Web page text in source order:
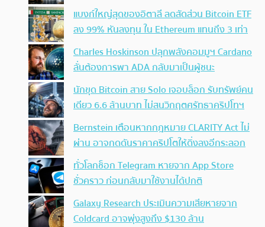
แบงก์ใหญ่สุดของอิตาลี ลดสัดส่วน Bitcoin ETF
ลง 99% หันลงทุน ใน Ethereum แทนถึง 3 เท่า
Charles Hoskinson ปลุกพลังคอมมูฯ Cardano
ลั่นต้องการพา ADA กลับมาเป็นผู้ชนะ
นักขุด Bitcoin สาย Solo เจอบล็อก รับทรัพย์คน
เดียว 6.6 ล้านบาท ไม่สนวิกฤตศรัทธาคริปโทฯ
Bernstein เตือนหากกฎหมาย CLARITY Act ไม่
ผ่าน อาจกดดันราคาคริปโตให้ดิ่งลงอีกระลอก
ทั่วโลกช็อก Telegram หายจาก App Store
ชั่วคราว ก่อนกลับมาใช้งานได้ปกติ
Galaxy Research ประเมินความเสียหายจาก
Coldcard อาจพุ่งสูงถึง $130 ล้าน